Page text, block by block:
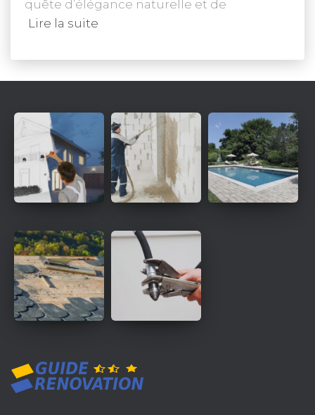
quête d’élégance naturelle et de
Lire la suite